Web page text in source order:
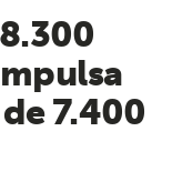
7.400